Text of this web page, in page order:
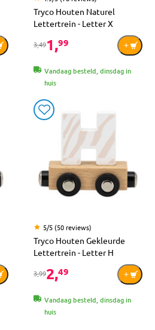
Tryco Houten Naturel
Lettertrein - Letter X
3,491,99
Vandaag besteld, dinsdag in
huis
5/5 (50 reviews)
Tryco Houten Gekleurde
Lettertrein - Letter H
3,992,49
Vandaag besteld, dinsdag in
huis